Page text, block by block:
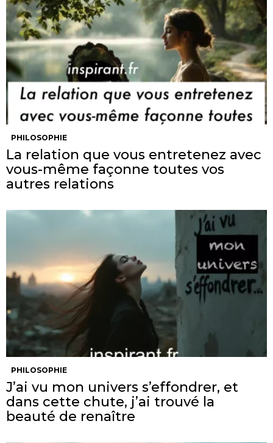
PHILOSOPHIE
La relation que vous entretenez avec
vous-même façonne toutes vos
autres relations
PHILOSOPHIE
J’ai vu mon univers s’effondrer, et
dans cette chute, j’ai trouvé la
beauté de renaître